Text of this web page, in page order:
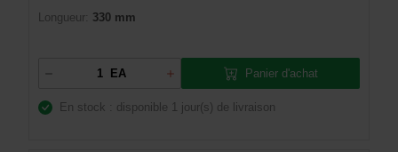
Longueur: 330 mm
EA Panier d'achat
En stock : disponible 1 jour(s) de livraison